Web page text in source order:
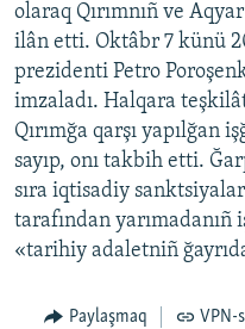
olaraq Qırımnıñ ve
ilân etti. Oktâbr 7 künü
prezidenti Petro
imzaladı. Halqara
Qırımğa qarşı yapılğan
sayıp, onı takbih etti.
sıra iqtisadiy
tarafından
«tarihiy adaletniñ
Paylaşmaq VPN-